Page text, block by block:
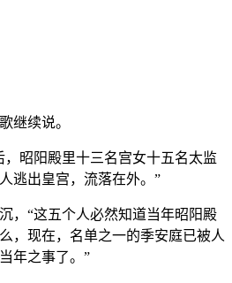
继续说。
，昭阳殿里十三名宫女十五名太监
逃出皇宫，流落在外。”
，“这五个人必然知道当年昭阳殿
，现在，名单之一的季安庭已被人
年之事了。”